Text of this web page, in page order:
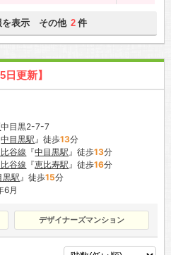
を表示 その他 2 件
日更新】
中目黒2-7-7
中目黒駅 』徒歩13分
谷線 『中目黒駅 』徒歩13分
谷線 『恵比寿駅 』徒歩16分
黒駅 』徒歩15分
6月
デザイナーズマンション